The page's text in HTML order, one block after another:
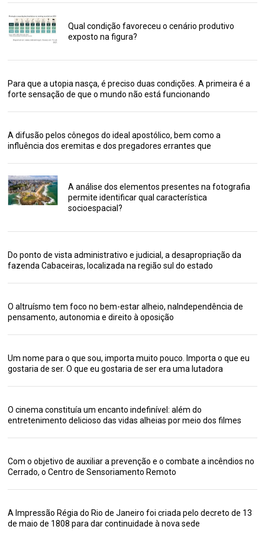
Qual condição favoreceu o cenário produtivo
exposto na figura?
Para que a utopia nasça, é preciso duas condições. A primeira é a
forte sensação de que o mundo não está funcionando
A difusão pelos cônegos do ideal apostólico, bem como a
influência dos eremitas e dos pregadores errantes que
A análise dos elementos presentes na fotografia
permite identificar qual característica
socioespacial?
Do ponto de vista administrativo e judicial, a desapropriação da
fazenda Cabaceiras, localizada na região sul do estado
O altruísmo tem foco no bem-estar alheio, naIndependência de
pensamento, autonomia e direito à oposição
Um nome para o que sou, importa muito pouco. Importa o que eu
gostaria de ser. O que eu gostaria de ser era uma lutadora
O cinema constituía um encanto indefinível: além do
entretenimento delicioso das vidas alheias por meio dos filmes
Com o objetivo de auxiliar a prevenção e o combate a incêndios no
Cerrado, o Centro de Sensoriamento Remoto
A Impressão Régia do Rio de Janeiro foi criada pelo decreto de 13
de maio de 1808 para dar continuidade à nova sede